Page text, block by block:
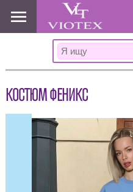
www.viotex37.ru
КОСТЮМ ФЕНИКС